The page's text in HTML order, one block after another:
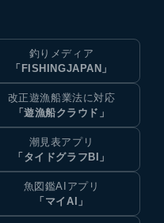
釣りメディア
「FISHINGJAPAN」
改正遊漁船業法に対応
「遊漁船クラウド」
潮見表アプリ
「タイドグラフBI」
魚図鑑AIアプリ
「マイAI」